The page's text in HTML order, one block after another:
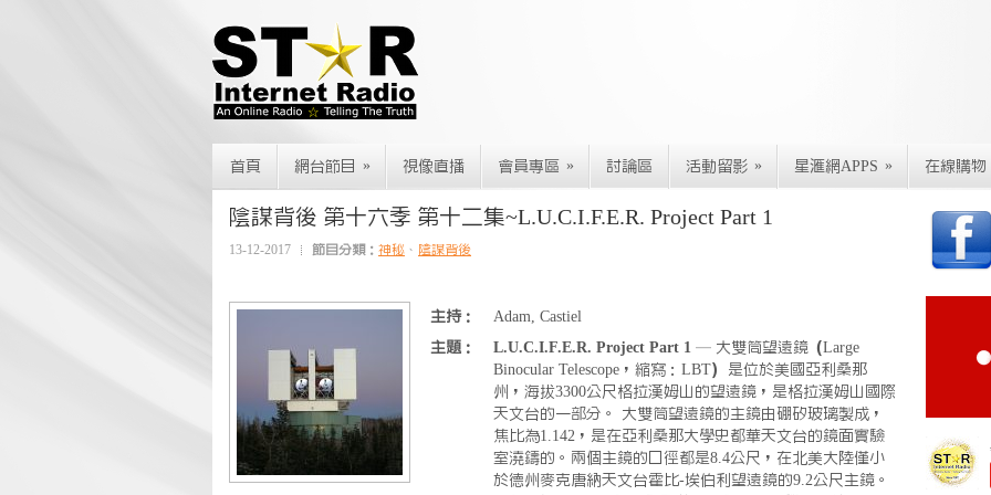
首頁 網台節目 » 視像直播 會員專區 » 討論區 活動留影 » 星滙網APPS » 在線購物
陰謀背後 第十六季 第十二集~L.U.C.I.F.E.R. Project Part 1
13-12-2017 節目分類： 神秘 、 陰謀背後
主持：
Adam, Castiel
主題：
L.U.C.I.F.E.R. Project Part 1 — 大雙筒望遠鏡（Large
Binocular Telescope，縮寫：LBT）是位於美國亞利桑那
州，海拔3300公尺格拉漢姆山的望遠鏡，是格拉漢姆山國際
天文台的一部分。 大雙筒望遠鏡的主鏡由硼矽玻璃製成，
焦比為1.142，是在亞利桑那大學史都華天文台的鏡面實驗
室澆鑄的。兩個主鏡的口徑都是8.4公尺，在北美大陸僅小
於德州麥克唐納天文台霍比-埃伯利望遠鏡的9.2公尺主鏡。